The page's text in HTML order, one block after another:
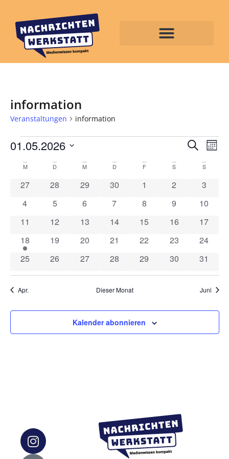
information
Veranstaltungen information
und
Suche
01.05.2026
wählen.
Kalender
von
Veranstaltungen
M D M D F S S
0 Veranstaltungen
27 0 Veranstaltungen
28 0 Veranstaltungen
29 0 Veranstaltungen
30 0 Veranstaltungen
1 0
2 0
3
0 Veranstaltungen
4 0 Veranstaltungen
5 0 Veranstaltungen
6 0 Veranstaltungen
7 0 Veranstaltungen
8 0
9 0
10
0 Veranstaltungen
11 0 Veranstaltungen
12 0 Veranstaltungen
13 0 Veranstaltungen
14 0 Veranstaltungen
15 0
16 0
17
1 Veranstaltung
18 0 Veranstaltungen
19 0 Veranstaltungen
20 0 Veranstaltungen
21 0 Veranstaltungen
22 0
23 0
24
0 Veranstaltungen
25 0 Veranstaltungen
26 0 Veranstaltungen
27 0 Veranstaltungen
28 0 Veranstaltungen
29 0
30 0
31
Apr. Dieser Monat Juni
Kalender abonnieren